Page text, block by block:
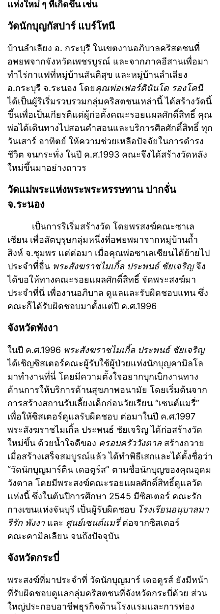
แห่งใหม่ ๆ ที่เกิดขึ้น เช่น
วัดนักบุญกัสปาร์ แบร์โทนี
บ้านลำเลียง อ. กระบุรี ในเขตงานอภิบาลคริสตชนที่
อพยพจากจังหวัดเพชรบูรณ์ และจากภาคอีสานเพื่อมา
ทำไร่กาแฟที่หมู่บ้านสันติสุข และหมู่บ้านลำเลียง
อ.กระบุรี จ.ระนอง โดยคุณพ่อเฟอร์ดินันโด รองโคนี
ได้เป็นผู้ริเริ่มรวบรวมกลุ่มคริสตชนเหล่านี้ ได้สร้างวัดนี้
ขึ้นเพื่อเป็นเกียรติแด่ผู้ก่อตั้งคณะรอยแผลศักดิ์สิทธิ์ คุณ
พ่อได้เดินทางไปสอนคำสอนและบริการศีลศักดิ์สิทธิ์ ทุก
วันเสาร์ อาทิตย์ ให้ความช่วยเหลือปัจจัยในการดำรง
ชีวิต จนกระทั่ง ในปี ค.ศ.1993 คณะจึงได้สร้างวัดหลัง
ใหม่ขึ้นมาอย่างถาวร
วัดแม่พระแห่งพระพระหรรษทาน ปากจั่น
จ.ระนอง
เป็นการริเริ่มสร้างวัด โดยพรสงฆ์คณะซาเล
เซียน เพื่อสัตบุรุษกลุ่มหนึ่งที่อพยพมาจากหมู่บ้านถ้ำ
สิงห์ จ.ชุมพร แต่ต่อมา เมื่อคุณพ่อซาเลเซียนได้ย้ายไป
ประจำที่อื่น พระสังฆราชไมเกิ้ล ประพนธ์ ชัยเจริญจึง
ได้ขอให้ทางคณะรอยแผลศักดิ์สิทธิ์ จัดพระสงฆ์มา
ประจำที่นี่ เพื่องานอภิบาล ดูแลและรับผิดชอบแทน ซึ่ง
คณะก็ได้รับผิดชอบมาตั้งแต่ปี ค.ศ.1996
จังหวัดพังงา
ในปี ค.ศ.1996 พระสังฆราชไมเกิ้ล ประพนธ์ ชัยเจริญ
ได้เชิญซิสเตอร์คณะผู้รับใช้ผู้ป่วยแห่งนักบุญคามิลโล
มาทำงานที่นี่ โดยมีความตั้งใจอยากบุกเบิกงานทาง
ด้านการให้บริการด้านสุขภาพอนามัย โดยเริ่มต้นจาก
การสร้างสถานรับเลี้ยงเด็กก่อนวัยเรียน “เซนต์แมรี่”
เพื่อให้ซิสเตอร์ดูแลรับผิดชอบ ต่อมาในปี ค.ศ.1997
พระสังฆราชไมเกิ้ล ประพนธ์ ชัยเจริญ ได้ก่อสร้างวัด
ใหม่ขึ้น ด้วยน้ำใจดีของ ครอบครัววังตาลสร้างถวาย
เมื่อสร้างเสร็จสมบูรณ์แล้ว ได้ทำพิธีเสกและได้ตั้งชื่อว่า
“วัดนักบุญมาร์ติน เดอตูร์ส” ตามชื่อนักบุญของคุณอุดม
วังตาล โดยมีพระสงฆ์คณะรอยแผลศักดิ์สิทธิ์ดูแลวัด
แห่งนี้ ซึ่งในต้นปีการศึกษา 2545 มีซิสเตอร์ คณะรัก
กางเขนแห่งจันบุรี เป็นผู้รับผิดชอบ โรงเรียนอนุบาลมา
รีรัก พังงาและ ศูนย์เซนต์แมรี่ต่อจากซิสเตอร์
คณะคามิลเลียน จนถึงปัจจุบัน
จังหวัดกระบี่
พระสงฆ์ที่มาประจำที่ วัดนักบุญมาร์ เดอตูรส์ ยังมีหน้า
ที่รับผิดชอบดูแลกลุ่มคริสตชนที่จังหวัดกระบี่ด้วย ส่วน
ใหญ่ประกอบอาชีพธุรกิจด้านโรงแรมและการท่อง